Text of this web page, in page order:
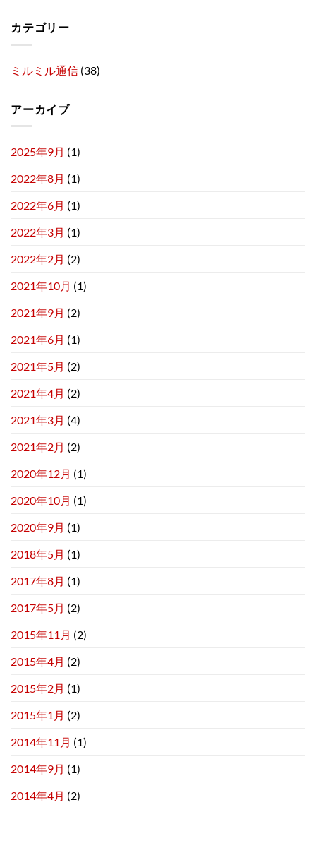
カテゴリー
ミルミル通信 (38)
アーカイブ
2025年9月 (1)
2022年8月 (1)
2022年6月 (1)
2022年3月 (1)
2022年2月 (2)
2021年10月 (1)
2021年9月 (2)
2021年6月 (1)
2021年5月 (2)
2021年4月 (2)
2021年3月 (4)
2021年2月 (2)
2020年12月 (1)
2020年10月 (1)
2020年9月 (1)
2018年5月 (1)
2017年8月 (1)
2017年5月 (2)
2015年11月 (2)
2015年4月 (2)
2015年2月 (1)
2015年1月 (2)
2014年11月 (1)
2014年9月 (1)
2014年4月 (2)